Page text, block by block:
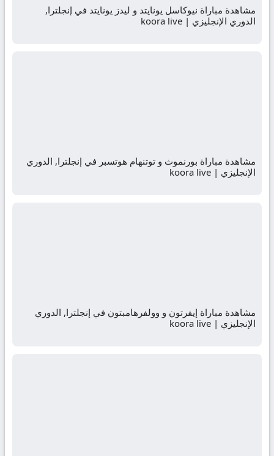
مشاهدة مباراة نيوكاسل يونايتد و ليدز يونايتد في إنجلترا,
الدوري الإنجليزي | koora live
مشاهدة مباراة بورنموث و توتنهام هوتسبر في إنجلترا, الدوري
الإنجليزي | koora live
مشاهدة مباراة إيفرتون و وولفرهامبتون في إنجلترا, الدوري
الإنجليزي | koora live